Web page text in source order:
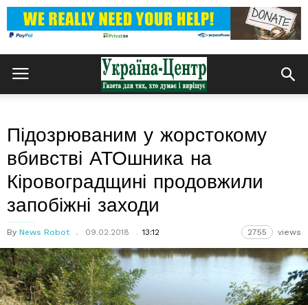
Підозрюваним у жорстокому
вбивстві АТОшника на
Кіровоградщині продовжили
запобіжні заходи
By News Robot 09.02.2018 13:12 2755 views